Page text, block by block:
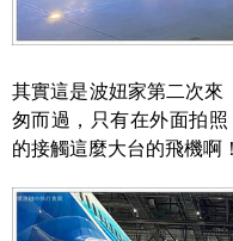
其實這是波妞家第二次來
匆而過，只有在外面拍
的接觸這麼大台的飛機啊！